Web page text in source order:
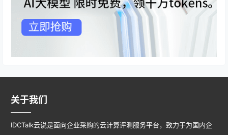
关于我们
IDCTalk云说是面向企业采购的云计算评测服务平台，致力于为国内企